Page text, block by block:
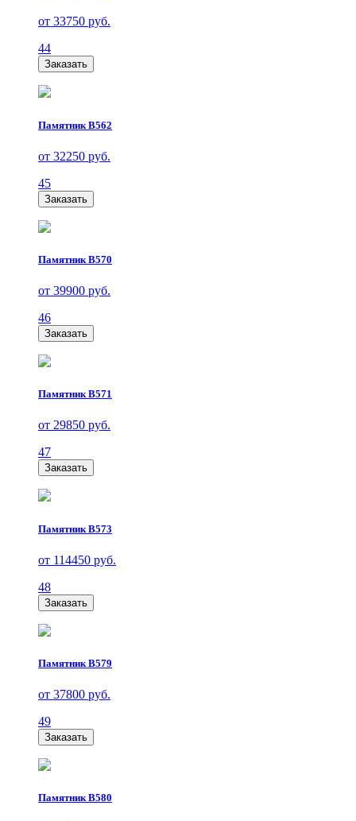
от 33750 руб.
44
Заказать
Памятник В562
от 32250 руб.
45
Заказать
Памятник В570
от 39900 руб.
46
Заказать
Памятник В571
от 29850 руб.
47
Заказать
Памятник В573
от 114450 руб.
48
Заказать
Памятник В579
от 37800 руб.
49
Заказать
Памятник В580